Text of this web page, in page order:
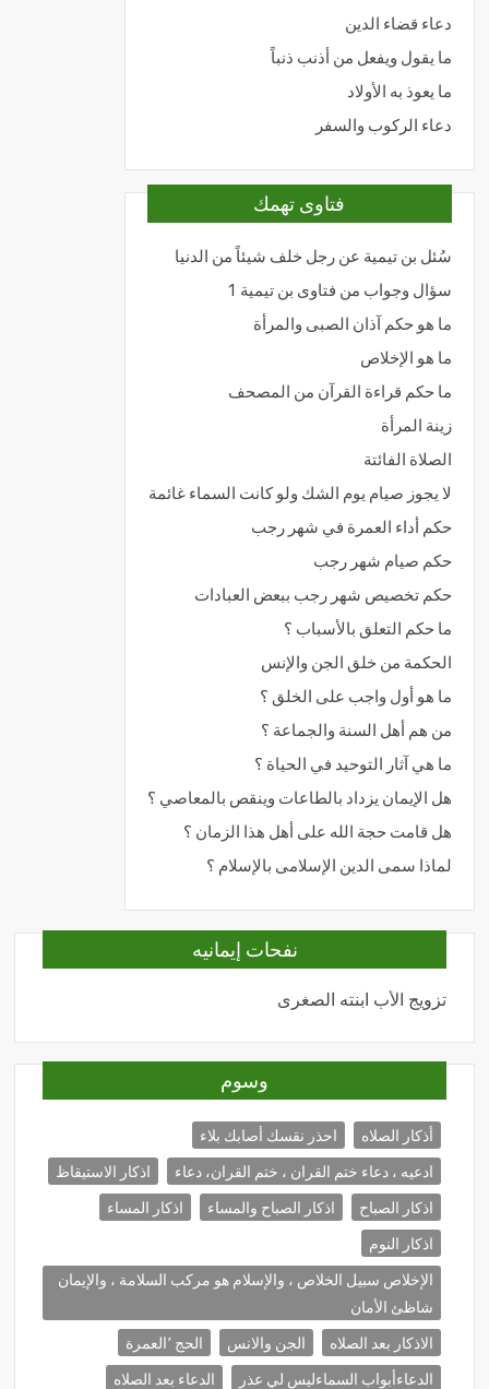
دعاء قضاء الدين
ما يقول ويفعل من أذنب ذنباً
ما يعوذ به الأولاد
دعاء الركوب والسفر
فتاوى تهمك
سُئل بن تيمية عن رجل خلف شيئاً من الدنيا
سؤال وجواب من فتاوى بن تيمية 1
ما هو حكم آذان الصبى والمرأة
ما هو الإخلاص
ما حكم قراءة القرآن من المصحف
زينة المرأة
الصلاة الفائتة
لا يجوز صيام يوم الشك ولو كانت السماء غائمة
حكم أداء العمرة في شهر رجب
حكم صيام شهر رجب
حكم تخصيص شهر رجب ببعض العبادات
ما حكم التعلق بالأسباب ؟
الحكمة من خلق الجن والإنس
ما هو أول واجب على الخلق ؟
من هم أهل السنة والجماعة ؟
ما هي آثار التوحيد في الحياة ؟
هل الإيمان يزداد بالطاعات وينقص بالمعاصي ؟
هل قامت حجة الله على أهل هذا الزمان ؟
لماذا سمى الدين الإسلامى بالإسلام ؟
نفحات إيمانيه
تزويج الأب ابنته الصغرى
وسوم
أذكار الصلاه
احذر نقسك أصابك بلاء
ادعيه ، دعاء ختم القران ، ختم القران، دعاء
اذكار الاستيقاظ
اذكار الصباح
اذكار الصباح والمساء
اذكار المساء
اذكار النوم
الإخلاص سبيل الخلاص ، والإسلام هو مركب السلامة ، والإيمان
شاظئ الأمان
الاذكار بعد الصلاه
الجن والانس
الحج ٬العمرة
الدعاءأبواب السماءليس لي عذر
الدعاء بعد الصلاه